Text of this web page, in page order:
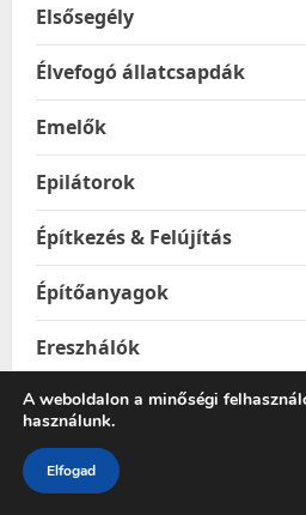
Elsősegély
Élvefogó állatcsapdák
Emelők
Epilátorok
Építkezés & Felújítás
Építőanyagok
Ereszhálók
Esővízgyűjtő tartályok
Esőztetők és locsolók
A weboldalon a minőségi
használunk.
Elfogad